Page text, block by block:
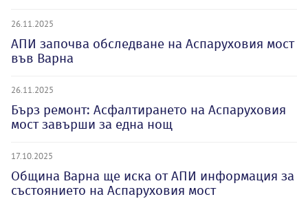
26.11.2025
АПИ започва обследване на Аспаруховия мост
във Варна
26.11.2025
Бърз ремонт: Асфалтирането на Аспаруховия
мост завърши за една нощ
17.10.2025
Община Варна ще иска от АПИ информация за
състоянието на Аспаруховия мост